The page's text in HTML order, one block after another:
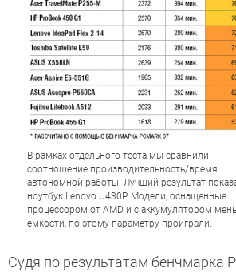
В рамках отдельного теста мы сравнили
соотношение производительность/время
автономной работы. Лучший результат
ноутбук Lenovo U430P. Модели, оснащенные
процессором от AMD и с аккумулятором
емкости, по этому параметру проиграли.
Судя по результатам бенчмарка